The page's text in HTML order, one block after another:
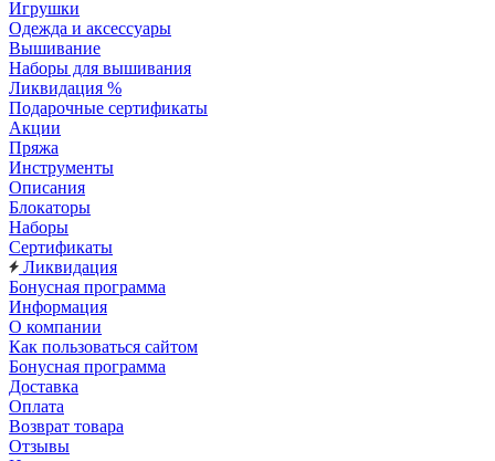
Игрушки
Одежда и аксессуары
Вышивание
Наборы для вышивания
Ликвидация %
Подарочные сертификаты
Акции
Пряжа
Инструменты
Описания
Блокаторы
Наборы
Сертификаты
Ликвидация
Бонусная программа
Информация
О компании
Как пользоваться сайтом
Бонусная программа
Доставка
Оплата
Возврат товара
Отзывы